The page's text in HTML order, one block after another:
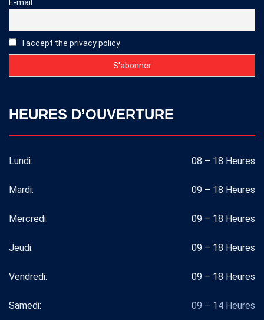
E-mail
I accept the privacy policy
HEURES D’OUVERTURE
Lundi: 08 – 18 Heures
Mardi: 09 – 18 Heures
Mercredi: 09 – 18 Heures
Jeudi: 09 – 18 Heures
Vendredi: 09 – 18 Heures
Samedi: 09 – 14 Heures